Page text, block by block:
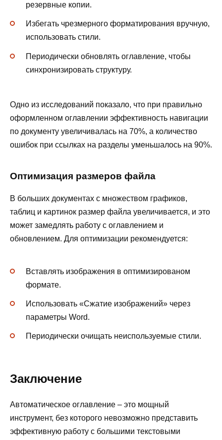
резервные копии.
Избегать чрезмерного форматирования вручную,
использовать стили.
Периодически обновлять оглавление, чтобы
синхронизировать структуру.
Одно из исследований показало, что при правильно
оформленном оглавлении эффективность навигации
по документу увеличивалась на 70%, а количество
ошибок при ссылках на разделы уменьшалось на 90%.
Оптимизация размеров файла
В больших документах с множеством графиков,
таблиц и картинок размер файла увеличивается, и это
может замедлять работу с оглавлением и
обновлением. Для оптимизации рекомендуется:
Вставлять изображения в оптимизированом
формате.
Использовать «Сжатие изображений» через
параметры Word.
Периодически очищать неиспользуемые стили.
Заключение
Автоматическое оглавление – это мощный
инструмент, без которого невозможно представить
эффективную работу с большими текстовыми